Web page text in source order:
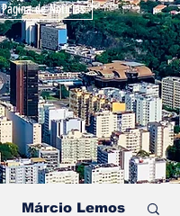
Márcio Lemos
Página de Notícias